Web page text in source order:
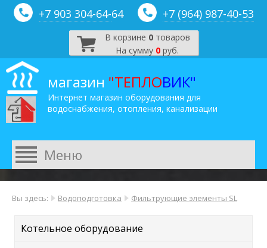
+7 903 304-64-64 +7 (964) 987-40-53
В корзине 0товаров
На сумму 0 руб.
магазин "ТЕПЛОВИК"
Интернет магазин оборудования для
водоснабжения, отопления, канализации
Вы здесь: Водоподготовка Фильтрующие элементы SL
Котельное оборудование